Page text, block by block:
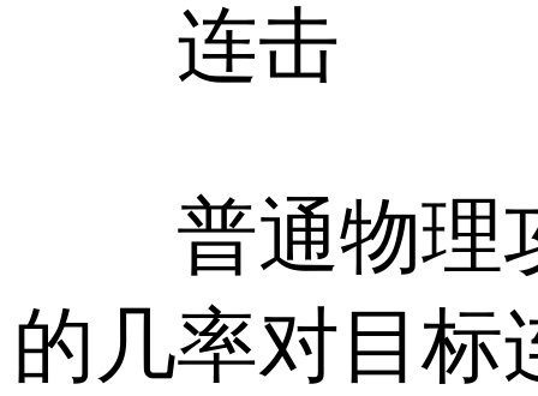
连击
普通物理
的几率对目标